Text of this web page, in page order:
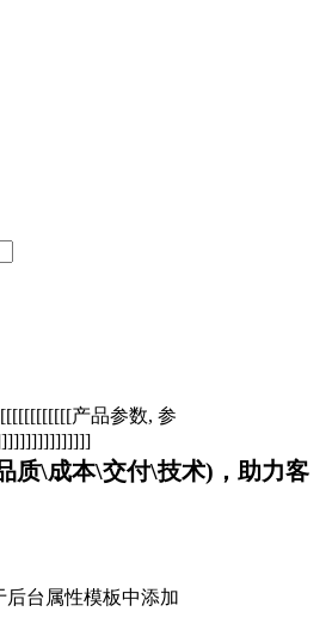
产品参数, 参
质\成本\交付\技术)，助力客
台属性模板中添加